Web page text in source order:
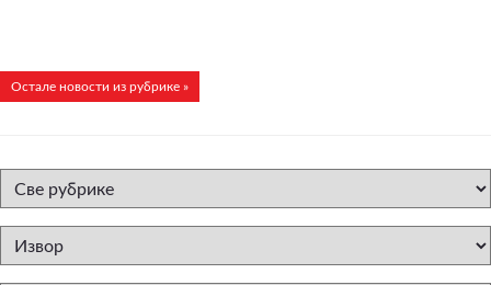
Остале новости из рубрике »